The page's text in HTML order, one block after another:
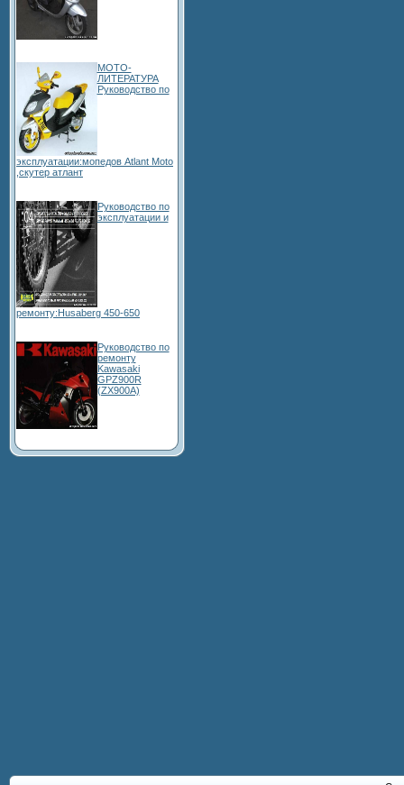
МОТО-
ЛИТЕРАТУРА
Руководство по
эксплуатации:мопедов Atlant Moto
,скутер атлант
Руководство по
эксплуатации и
ремонту:Husaberg 450-650
Руководство по
ремонту
Kawasaki
GPZ900R
(ZX900A)